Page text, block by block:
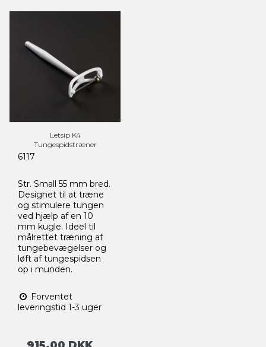
Letsip K4
Tungespidstræner
6117
Str. Small 55 mm bred.
Designet til at træne
og stimulere tungen
ved hjælp af en 10
mm kugle. Ideel til
målrettet træning af
tungebevægelser og
løft af tungespidsen
op i munden.
Forventet
leveringstid 1-3 uger